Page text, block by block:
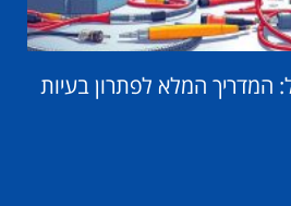
המדריך המלא לפתרון בעיות